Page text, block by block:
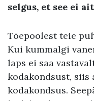
selgus, et see ei
Tõepoolest teie
Kui kummalgi
laps ei saa
kodakondsust, siis
kodakondsus.